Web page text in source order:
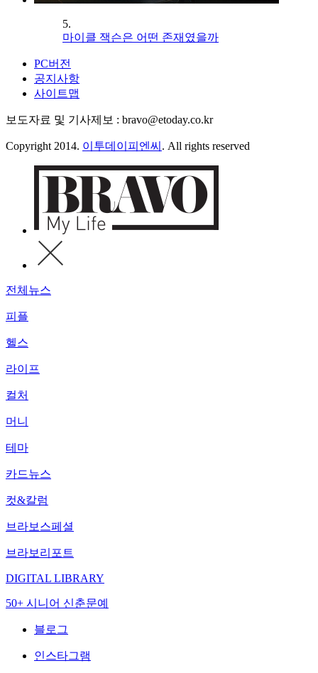
5.
마이클 잭슨은 어떤 존재였을까
PC버전
공지사항
사이트맵
보도자료 및 기사제보 : bravo@etoday.co.kr
Copyright 2014. 이투데이피엔씨 . All rights reserved
전체뉴스
피플
헬스
라이프
컬처
머니
테마
카드뉴스
컷&칼럼
브라보스페셜
브라보리포트
DIGITAL LIBRARY
50+ 시니어 신춘문예
블로그
인스타그램